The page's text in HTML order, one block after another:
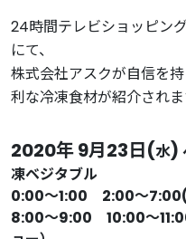
24時間テレビショッピン
にて、
株式会社アスクが自信を
利な冷凍食材が紹介されま
2020年 9月23日(水)
凍ベジタブル
0:00～1:00 2:00～
8:00～9:00 10:00～